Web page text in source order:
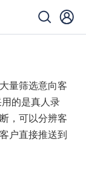
量筛选意向客
的是真人录
，可以分辨客
户直接推送到